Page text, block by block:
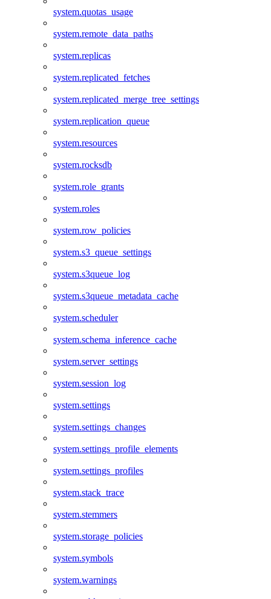
system.quotas_usage
system.remote_data_paths
system.replicas
system.replicated_fetches
system.replicated_merge_tree_settings
system.replication_queue
system.resources
system.rocksdb
system.role_grants
system.roles
system.row_policies
system.s3_queue_settings
system.s3queue_log
system.s3queue_metadata_cache
system.scheduler
system.schema_inference_cache
system.server_settings
system.session_log
system.settings
system.settings_changes
system.settings_profile_elements
system.settings_profiles
system.stack_trace
system.stemmers
system.storage_policies
system.symbols
system.warnings